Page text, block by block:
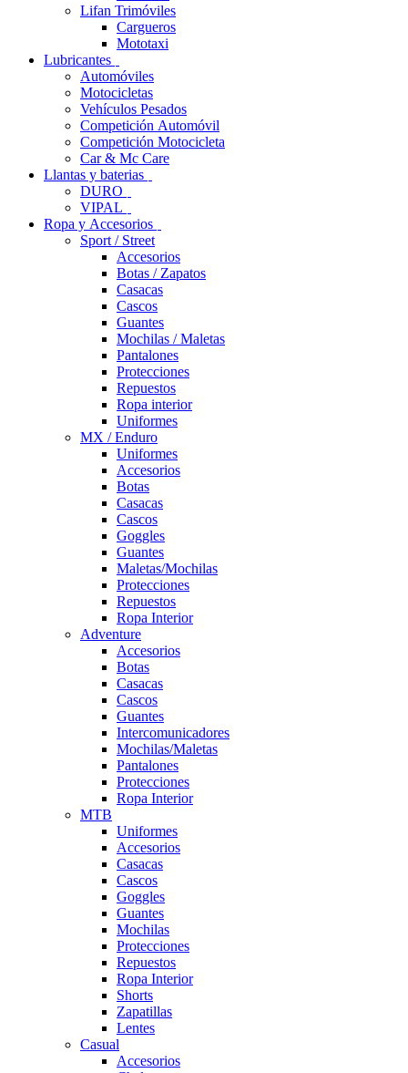
Lifan Trimóviles
Cargueros
Mototaxi
Lubricantes
Automóviles
Motocicletas
Vehículos Pesados
Competición Automóvil
Competición Motocicleta
Car & Mc Care
Llantas y baterias
DURO
VIPAL
Ropa y Accesorios
Sport / Street
Accesorios
Botas / Zapatos
Casacas
Cascos
Guantes
Mochilas / Maletas
Pantalones
Protecciones
Repuestos
Ropa interior
Uniformes
MX / Enduro
Uniformes
Accesorios
Botas
Casacas
Cascos
Goggles
Guantes
Maletas/Mochilas
Protecciones
Repuestos
Ropa Interior
Adventure
Accesorios
Botas
Casacas
Cascos
Guantes
Intercomunicadores
Mochilas/Maletas
Pantalones
Protecciones
Ropa Interior
MTB
Uniformes
Accesorios
Casacas
Cascos
Goggles
Guantes
Mochilas
Protecciones
Repuestos
Ropa Interior
Shorts
Zapatillas
Lentes
Casual
Accesorios